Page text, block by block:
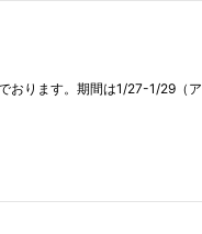
ります。期間は1/27-1/29（